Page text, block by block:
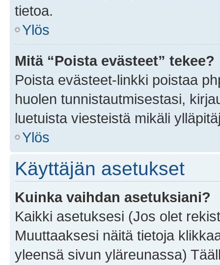
tietoa.
Ylös
Mitä “Poista evästeet” tekee?
Poista evästeet-linkki poistaa
huolen tunnistautmisestasi,
luetuista viesteistä mikäli
Ylös
Käyttäjän asetukset
Kuinka vaihdan asetuksiani?
Kaikki asetuksesi (Jos olet
Muuttaaksesi näitä tietoja
yleensä sivun yläreunassa)